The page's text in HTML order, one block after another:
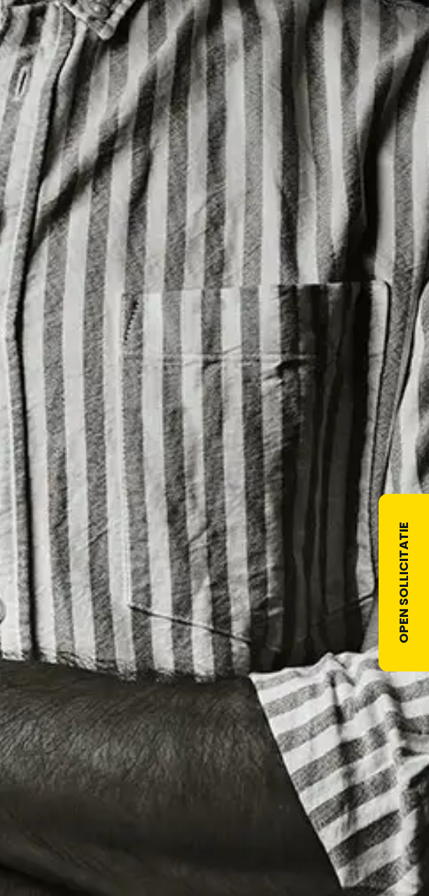
OPEN SOLLICITATIE